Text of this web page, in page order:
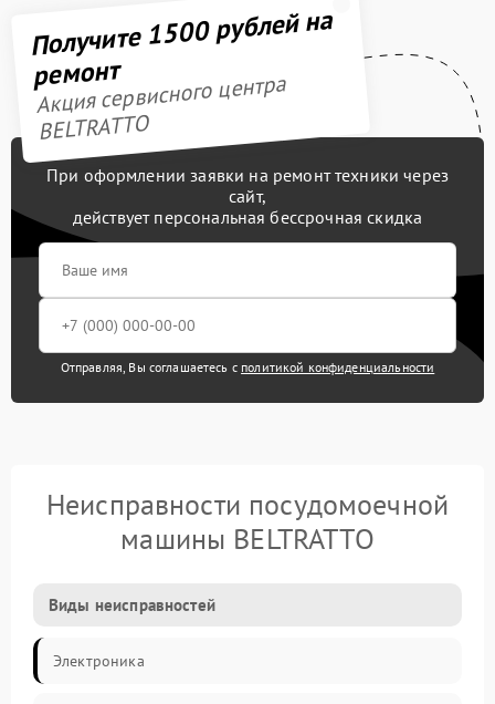
Получите 1500 рублей на
ремонт
Акция сервисного центра
BELTRATTO
При оформлении заявки на ремонт техники через
сайт,
действует персональная бессрочная скидка
Отправляя, Вы соглашаетесь с политикой конфиденциальности
Неисправности посудомоечной
машины BELTRATTO
Виды неисправностей
Электроника